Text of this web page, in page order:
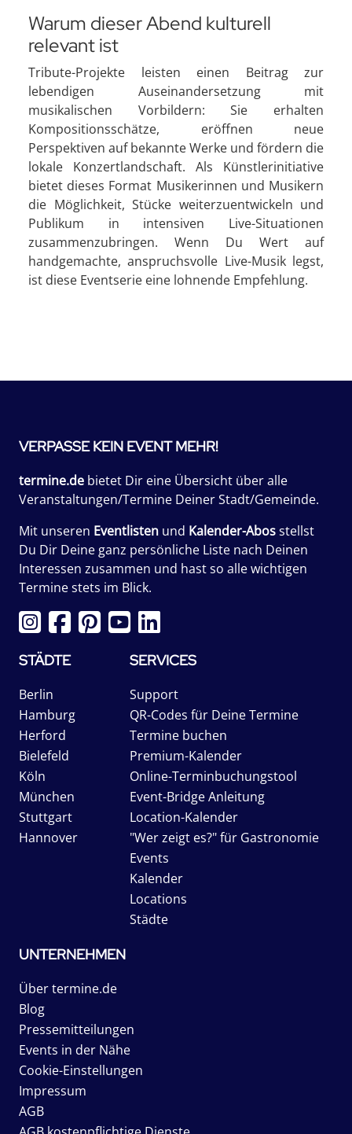
Warum dieser Abend kulturell
relevant ist
Tribute-Projekte leisten einen Beitrag zur
lebendigen Auseinandersetzung mit
musikalischen Vorbildern: Sie erhalten
Kompositionsschätze, eröffnen neue
Perspektiven auf bekannte Werke und fördern die
lokale Konzertlandschaft. Als Künstlerinitiative
bietet dieses Format Musikerinnen und Musikern
die Möglichkeit, Stücke weiterzuentwickeln und
Publikum in intensiven Live-Situationen
zusammenzubringen. Wenn Du Wert auf
handgemachte, anspruchsvolle Live-Musik legst,
ist diese Eventserie eine lohnende Empfehlung.
VERPASSE KEIN EVENT MEHR!
termine.de bietet Dir eine Übersicht über alle
Veranstaltungen/Termine Deiner Stadt/Gemeinde.
Mit unseren Eventlisten und Kalender-Abosstellst
Du Dir Deine ganz persönliche Liste nach Deinen
Interessen zusammen und hast so alle wichtigen
Termine stets im Blick.
STÄDTE
Berlin
Hamburg
Herford
Bielefeld
Köln
München
Stuttgart
Hannover
SERVICES
Support
QR-Codes für Deine Termine
Termine buchen
Premium-Kalender
Online-Terminbuchungstool
Event-Bridge Anleitung
Location-Kalender
"Wer zeigt es?" für Gastronomie
Events
Kalender
Locations
Städte
UNTERNEHMEN
Über termine.de
Blog
Pressemitteilungen
Events in der Nähe
Cookie-Einstellungen
Impressum
AGB